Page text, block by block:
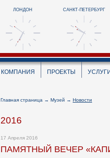
ЛОНДОН САНКТ-ПЕТЕРБУРГ
КОМПАНИЯ ПРОЕКТЫ
Главная страница → Музей → Новости
2016
17 Апреля 2016
ПАМЯТНЫЙ ВЕЧЕР